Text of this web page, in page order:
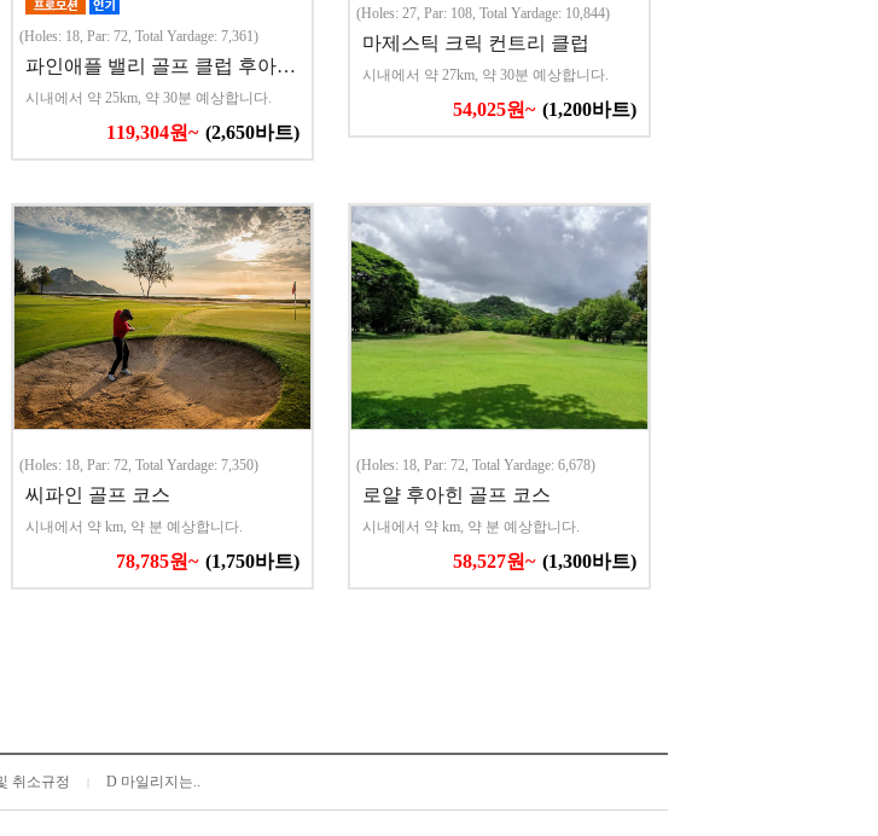
(Holes: 18, Par: 72, Total Yardage: 7,361)
파인애플 밸리 골프 클럽 후아…
시내에서 약 25km, 약 30분 예상합니다.
119,304원~ (2,650바트)
(Holes: 27, Par: 108, Total Yardage: 10,844)
마제스틱 크릭 컨트리 클럽
시내에서 약 27km, 약 30분 예상합니다.
54,025원~ (1,200바트)
(Holes: 18, Par: 72, Total Yardage: 7,350)
씨파인 골프 코스
시내에서 약 km, 약 분 예상합니다.
78,785원~ (1,750바트)
(Holes: 18, Par: 72, Total Yardage: 6,678)
로얄 후아힌 골프 코스
시내에서 약 km, 약 분 예상합니다.
58,527원~ (1,300바트)
취소규정 D 마일리지는..